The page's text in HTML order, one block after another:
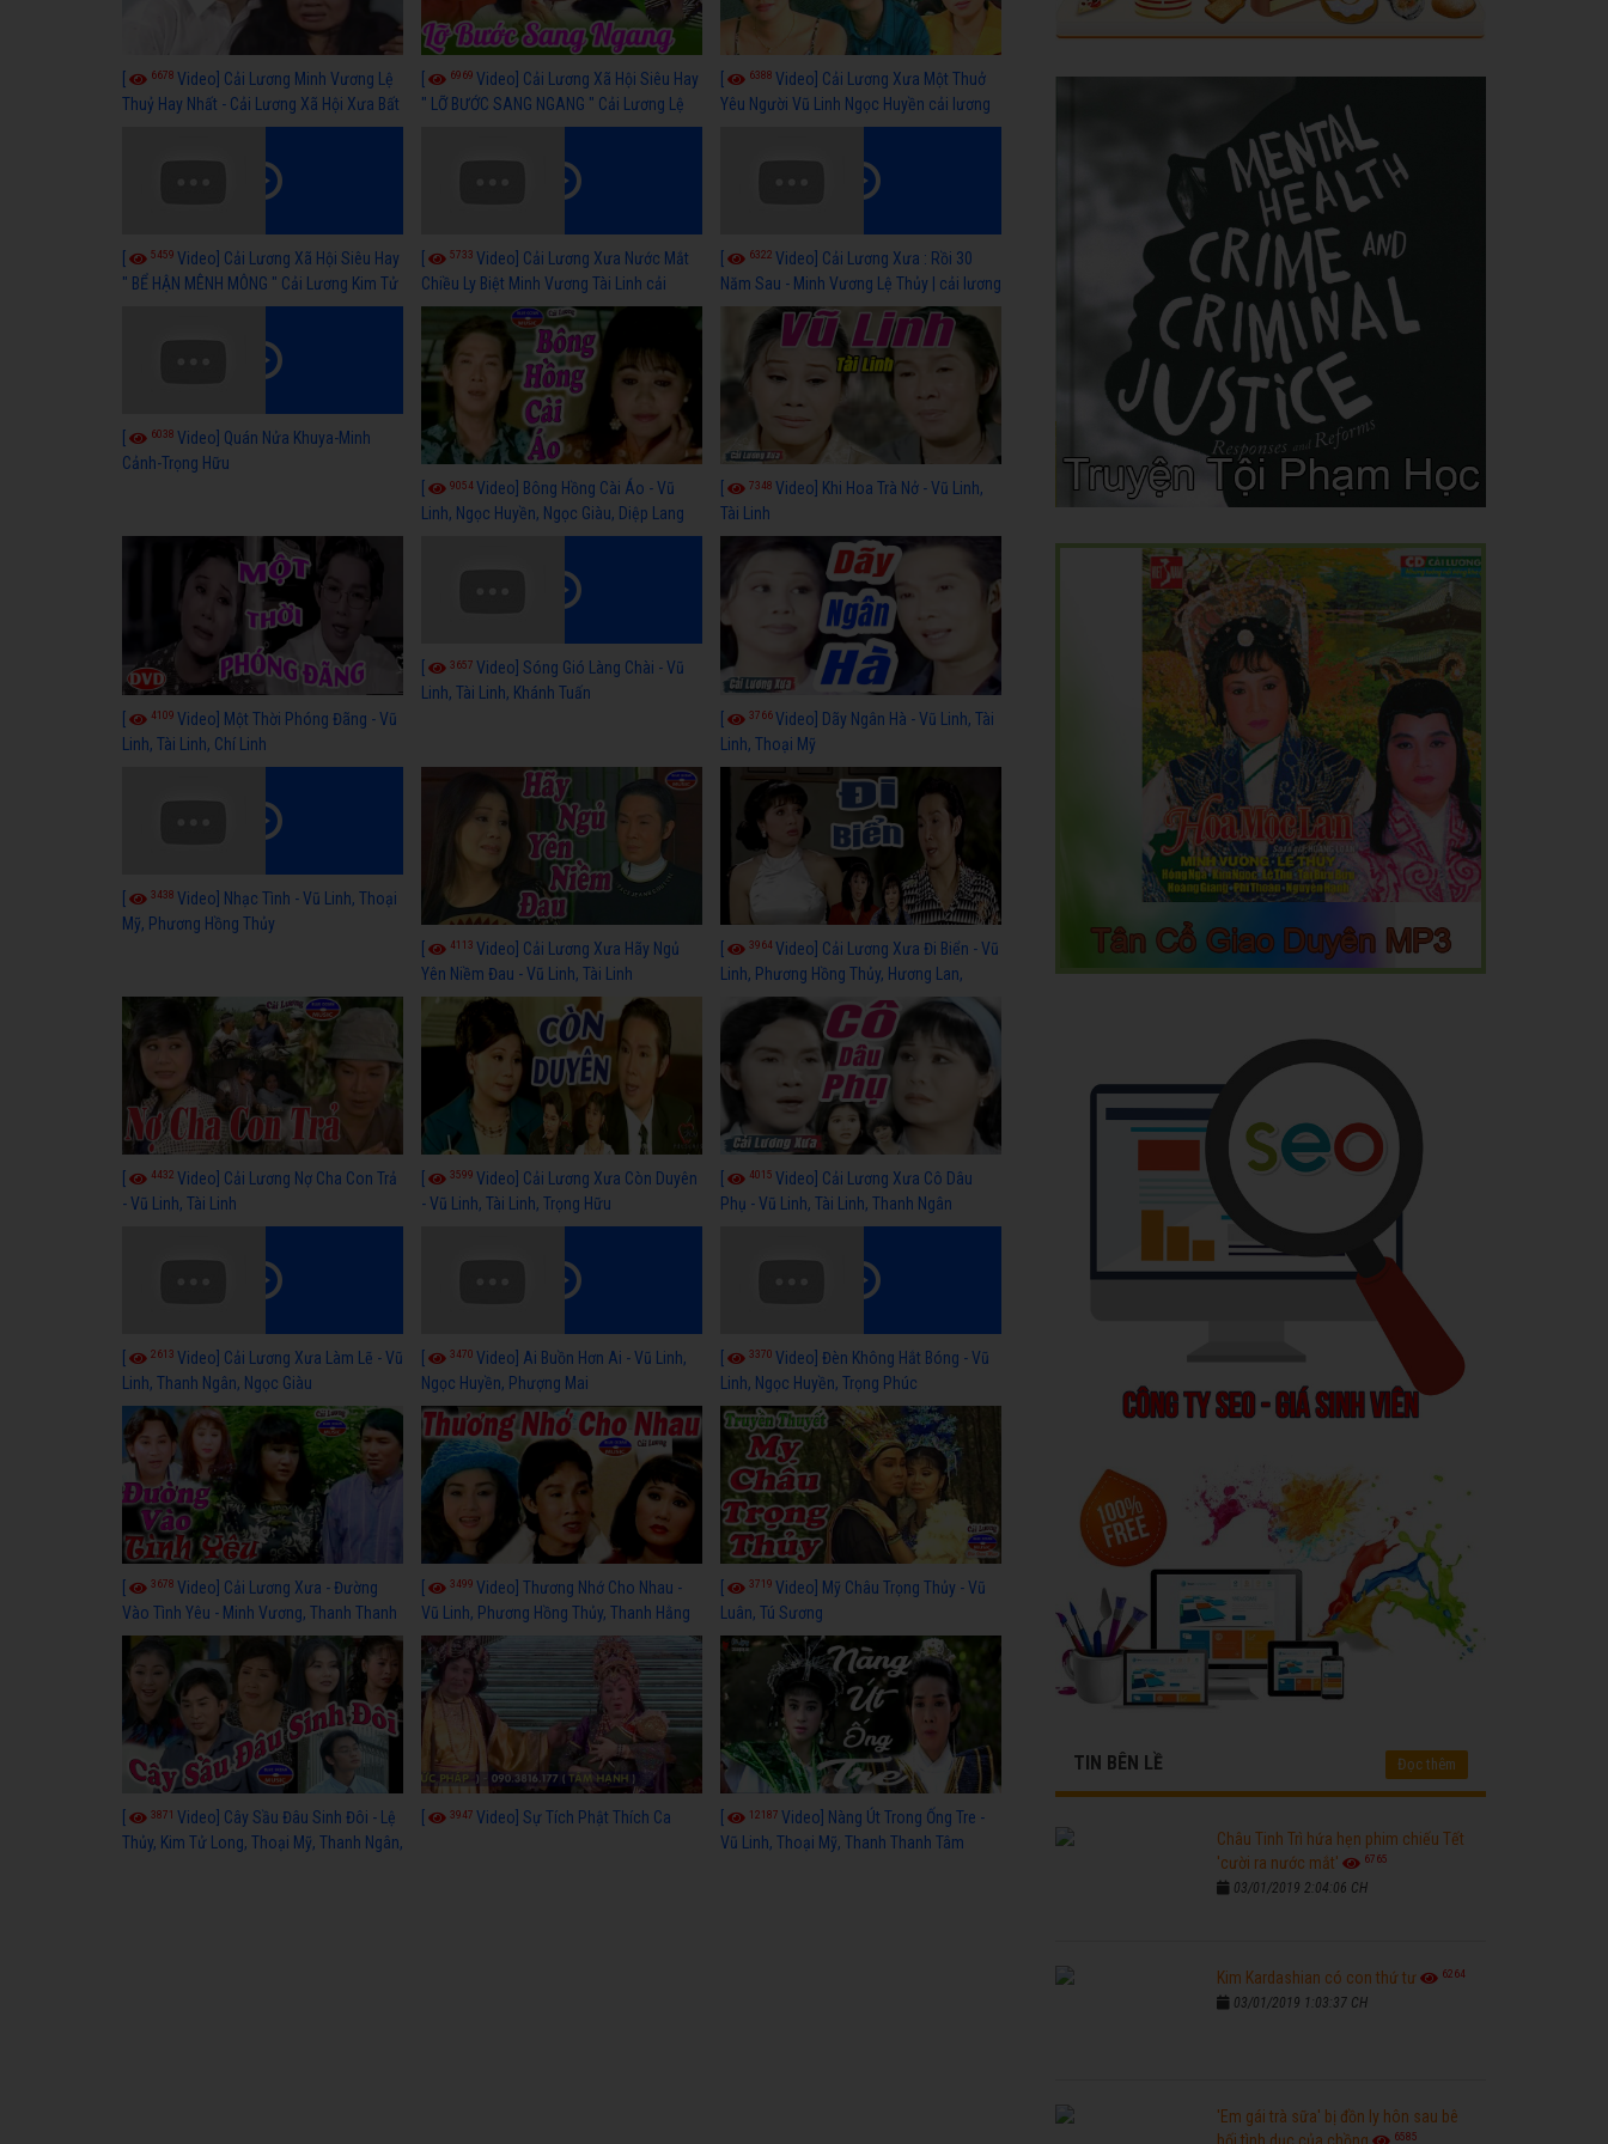
6678 Video] Cải Lương Minh Vương Lệ
Thuỷ Hay Nhất - Cải Lương Xã Hội Xưa Bất
6969 Video] Cải Lương Xã Hội Siêu Hay
" LỠ BƯỚC SANG NGANG " Cải Lương Lệ
Thuỷ, Thanh Tuấn, Hồng Nga
6388 Video] Cải Lương Xưa Một Thuở
Yêu Người Vũ Linh Ngọc Huyền cải lương
5459 Video] Cải Lương Xã Hội Siêu Hay
" BỂ HẬN MÊNH MÔNG " Cải Lương Kim Tử
Long, Thanh Ngân Hay Nhất
5733 Video] Cải Lương Xưa Nước Mắt
Chiều Ly Biệt Minh Vương Tài Linh cải
lương xã hội hay nhất
6322 Video] Cải Lương Xưa : Rồi 30
Năm Sau - Minh Vương Lệ Thủy | cải lương
xã hội hay nhất
6038 Video] Quán Nửa Khuya-Minh
Cảnh-Trọng Hữu
9054Video] Bông Hồng Cài Áo - Vũ
Linh, Ngọc Huyền, Ngọc Giàu, Diệp Lang
7348 Video] Khi Hoa Trà Nở - Vũ Linh,
Tài Linh
4109 Video] Một Thời Phóng Đãng - Vũ
Linh, Tài Linh, Chí Linh
3657 Video] Sóng Gió Làng Chài - Vũ
Linh, Tài Linh, Khánh Tuấn
3766Video] Dãy Ngân Hà - Vũ Linh, Tài
Linh, Thoại Mỹ
3438 Video] Nhạc Tình - Vũ Linh, Thoại
Mỹ, Phương Hồng Thủy
4113 Video] Cải Lương Xưa Hãy Ngủ
Yên Niềm Đau - Vũ Linh, Tài Linh
3964Video] Cải Lương Xưa Đi Biển - Vũ
Linh, Phương Hồng Thủy, Hương Lan,
Thanh Hằng
4432 Video] Cải Lương Nợ Cha Con Trả
- Vũ Linh, Tài Linh
3599 Video] Cải Lương Xưa Còn Duyên
- Vũ Linh, Tài Linh, Trọng Hữu
4015 Video] Cải Lương Xưa Cô Dâu
Phụ - Vũ Linh, Tài Linh, Thanh Ngân
2613 Video] Cải Lương Xưa Làm Lẽ - Vũ
Linh, Thanh Ngân, Ngọc Giàu
3470 Video] Ai Buồn Hơn Ai - Vũ Linh,
Ngọc Huyền, Phượng Mai
3370 Video] Đèn Không Hắt Bóng - Vũ
Linh, Ngọc Huyền, Trọng Phúc
3678 Video] Cải Lương Xưa - Đường
Vào Tình Yêu - Minh Vương, Thanh Thanh
Tâm, Kim Tử Long, Thoại Mỹ, Thanh Ngân
3499 Video] Thương Nhớ Cho Nhau -
Vũ Linh, Phương Hồng Thủy, Thanh Hằng
3719 Video] Mỹ Châu Trọng Thủy - Vũ
Luân, Tú Sương
3871 Video] Cây Sầu Đâu Sinh Đôi - Lệ
Thủy, Kim Tử Long, Thoại Mỹ, Thanh Ngân,
3947 Video] Sự Tích Phật Thích Ca 12187 Video] Nàng Út Trong Ống Tre -
Vũ Linh, Thoại Mỹ, Thanh Thanh Tâm
TIN BÊN LỀ Đọc thêm
Châu Tinh Trì hứa hẹn phim chiếu Tết
'cười ra nước mắt'
6765
03/01/2019 2:04:06 CH
Kim Kardashian có con thứ tư 6264
03/01/2019 1:03:37 CH
'Em gái trà sữa' bị đồn ly hôn sau bê
6585